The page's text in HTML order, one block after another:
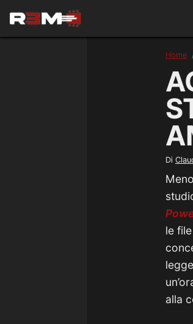
Home
Di
le
alla